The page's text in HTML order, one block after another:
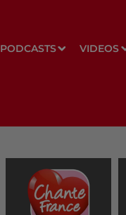
PODCASTS VIDEOS